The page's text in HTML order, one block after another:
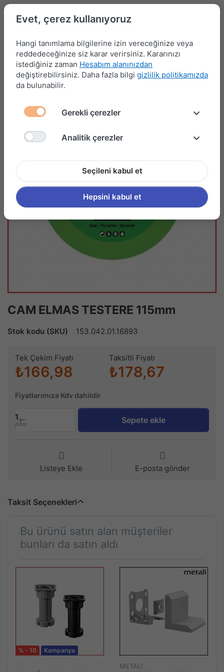
Menü Kampanyalar Yeni Ürünler Giriş yap
CAM ELMAS TESTERE 115mm
Stok kodu (SKU) 153.042.01.16893
Tek Çekim Fiyatı
₺166,98
Taksitli Fiyatı
₺178,67
Fiyatlarımıza Kdv dahildir
1
Adet Sepete ekle
Listeye Ekle E-posta gönder
Taksit Seçenekleri
Bu ürünü satın alan müşteriler
bunları da satın aldı
% - 10 Kampanya
METALİ
Evet, çerez kullanıyoruz
Hangi tanımlama bilgilerine izin vereceğinize veya
reddedeceğinize siz karar verirsiniz. Kararınızı
istediğiniz zaman Hesabım alanınızdan
değiştirebilirsiniz. Daha fazla bilgi gizlilik politikamızda
da bulunabilir.
Gerekli çerezler
Analitik çerezler
Seçileni kabul et
Hepsini kabul et